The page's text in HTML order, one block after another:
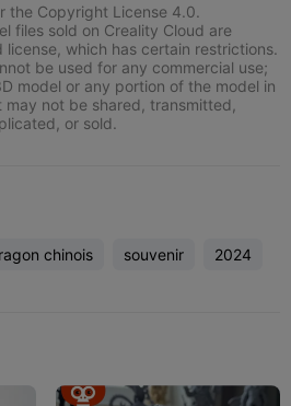
the Copyright License 4.0.
files sold on Creality Cloud are
which has certain restrictions.
be used for any commercial use;
model or any portion of the model in
not be shared, transmitted,
or sold.
chinois souvenir 2024